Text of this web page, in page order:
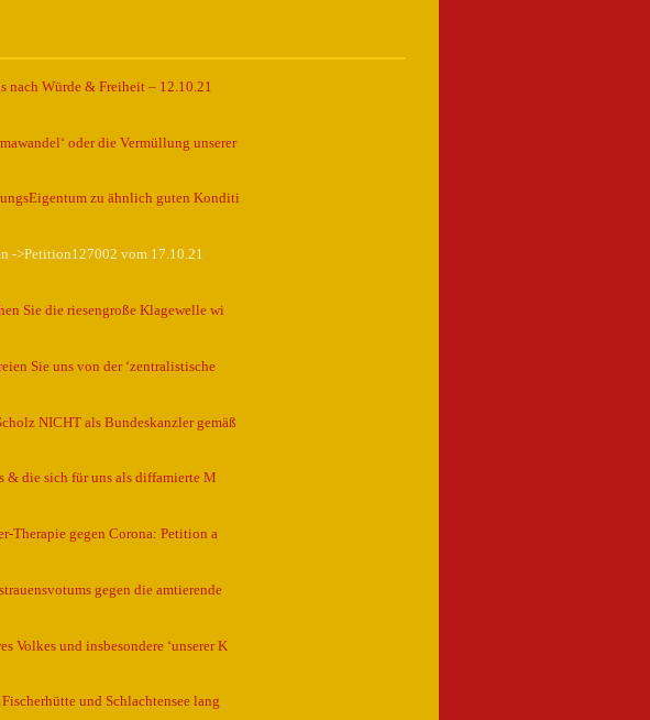
nach Würde & Freiheit – 12.10.21
oder die Vermüllung unserer
zu ähnlich guten Konditi
->Petition127002 vom 17.10.21
Sie die riesengroße Klagewelle wi
Sie uns von der ‘zentralistische
NICHT als Bundeskanzler gemäß
& die sich für uns als diffamierte M
Therapie gegen Corona: Petition a
gegen die amtierende
Volkes und insbesondere ‘unserer K
und Schlachtensee lang